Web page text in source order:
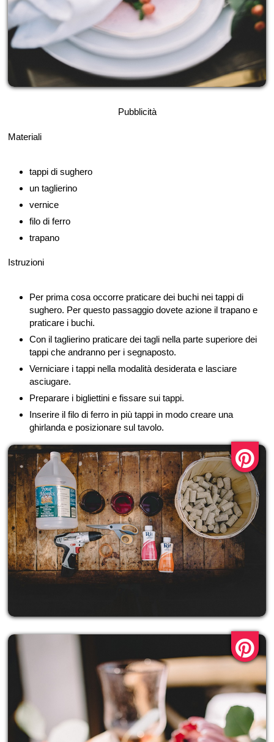
Pubblicità
Materiali
tappi di sughero
un taglierino
vernice
filo di ferro
trapano
Istruzioni
Per prima cosa occorre praticare dei buchi nei tappi di
sughero. Per questo passaggio dovete azione il trapano e
praticare i buchi.
Con il taglierino praticare dei tagli nella parte superiore dei
tappi che andranno per i segnaposto.
Verniciare i tappi nella modalità desiderata e lasciare
asciugare.
Preparare i bigliettini e fissare sui tappi.
Inserire il filo di ferro in più tappi in modo creare una
ghirlanda e posizionare sul tavolo.